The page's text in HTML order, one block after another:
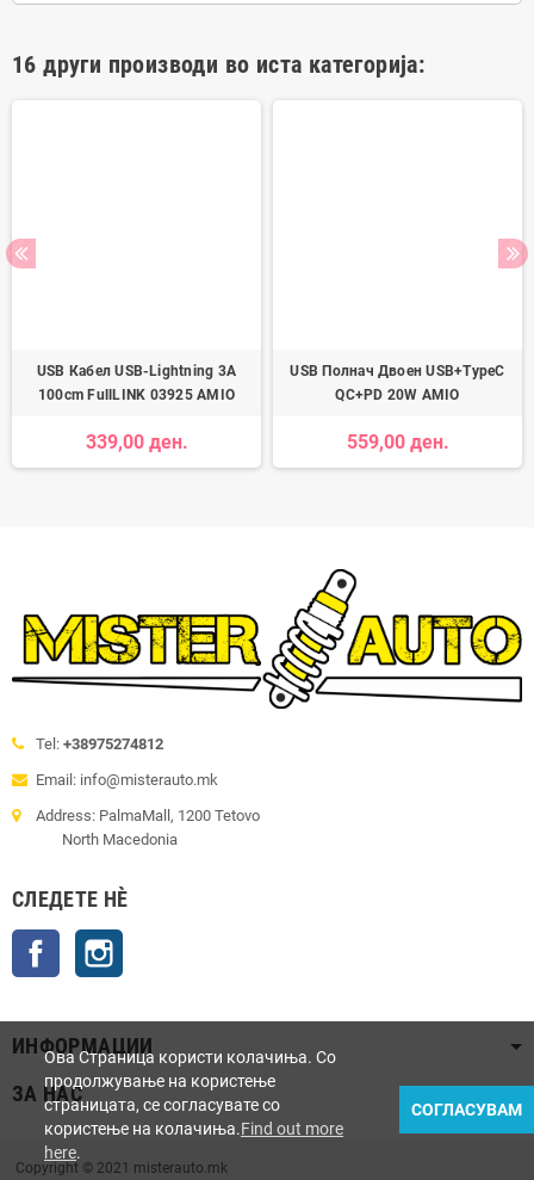
16 други производи во иста категорија:
USB Кабел USB-Lightning 3A
100cm FullLINK 03925 AMIO
339,00 ден.
USB Полнач Двоен USB+TypeC
QC+PD 20W AMIO
559,00 ден.
Tel: +38975274812
Email: info@misterauto.mk
Address: PalmaMall, 1200 Tetovo
North Macedonia
СЛЕДЕТЕ НÈ
Facebook
ИНФОРМАЦИИ
ЗА НАС
Copyright © 2021 misterauto.mk
Ова Страница користи колачиња. Со
продолжување на користење
страницата, се согласувате со
користење на колачиња.Find out more
here.
СОГЛАСУВАМ